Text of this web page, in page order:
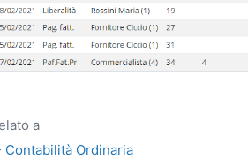
a
Contabilità Ordinaria